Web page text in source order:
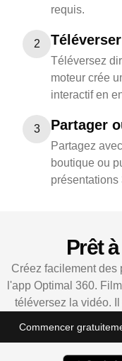
requis.
2
Téléversez
moteur crée
interactif en
3 Partager
Partagez
boutique ou
présentations
Prêt
Créez facilement des
l'app Optimal 360.
téléversez la vidéo.
Commencer